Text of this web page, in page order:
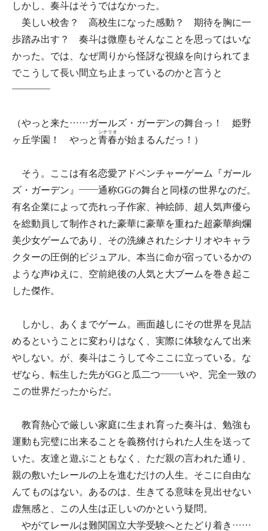
しかし、奏斗はそうではなかった。
美しい校舎？ 高校生になった感動？ 期待を胸に一
歩踏み出す？ 奏斗は微塵もそんなことを思ってはいな
かった。では、なぜ周りから怪訝な視線を向けられてま
でこうして長い間立ち止まっているのかと言うと
――――
（やっと来た……ガールズ・ガーデンの舞台っ！ 姫野
ヶ丘学園！ やっと青春
シナリオ
が始まるんだっ！）
そう。ここは有名恋愛アドベンチャーゲーム『ガール
ズ・ガーデン』――通称GGの舞台と同様の世界なのだ。
有名企業によって売れっ子作家、神絵師、超人気声優ら
を総動員して制作された豪華に豪華を重ねた超豪華絢爛
美少女ゲームであり、その洗練されたシナリオやキャラ
クターの圧倒的ビジュアル、本当に命が宿っているかの
ような声ゆえに、空前絶後の人気と大ブームを巻き起こ
した傑作。
しかし、あくまでゲーム。画面越しにその世界を見詰
めるということに変わりはなく、実際に体験なんて出来
やしない。が、奏斗はこうして今ここに立っている。な
ぜなら、転生した先がGGと瓜二つ――いや、完全一致の
この世界だったからだ。
教育熱心で厳しい家庭に生まれ育った奏斗は、勉強も
運動も完璧に出来ることを義務付けられた人生を送って
いた。友達と遊ぶこともなく、ただ親の言われた通り、
親の敷いたレールの上を進むだけの人生。そこに自由な
んてものはない。あるのは、生きてる意味を見出せない
虚無感と、この人生は正しいのかという疑問。
やがてレールは難関国立大学受験へとたどり着き……